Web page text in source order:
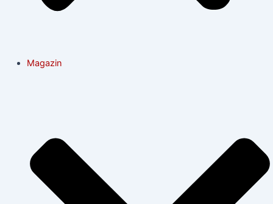
Magazin